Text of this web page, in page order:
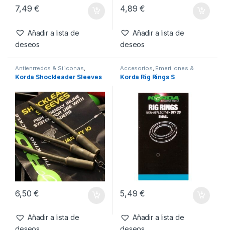
Agujas & Herramientas
Montajes
Korda Herramienta Para
7,49€
Añadir a lista de
deseos
Agujas & Herramientas
Montajes
Korda Aguja Heavy Latch
4,89
Añadir a lista de
Antienrredos & Siliconas
Material Montajes
Korda Shockleader Sleeves
Accesorios
Componentes
Montajes
Korda Rig Rings S